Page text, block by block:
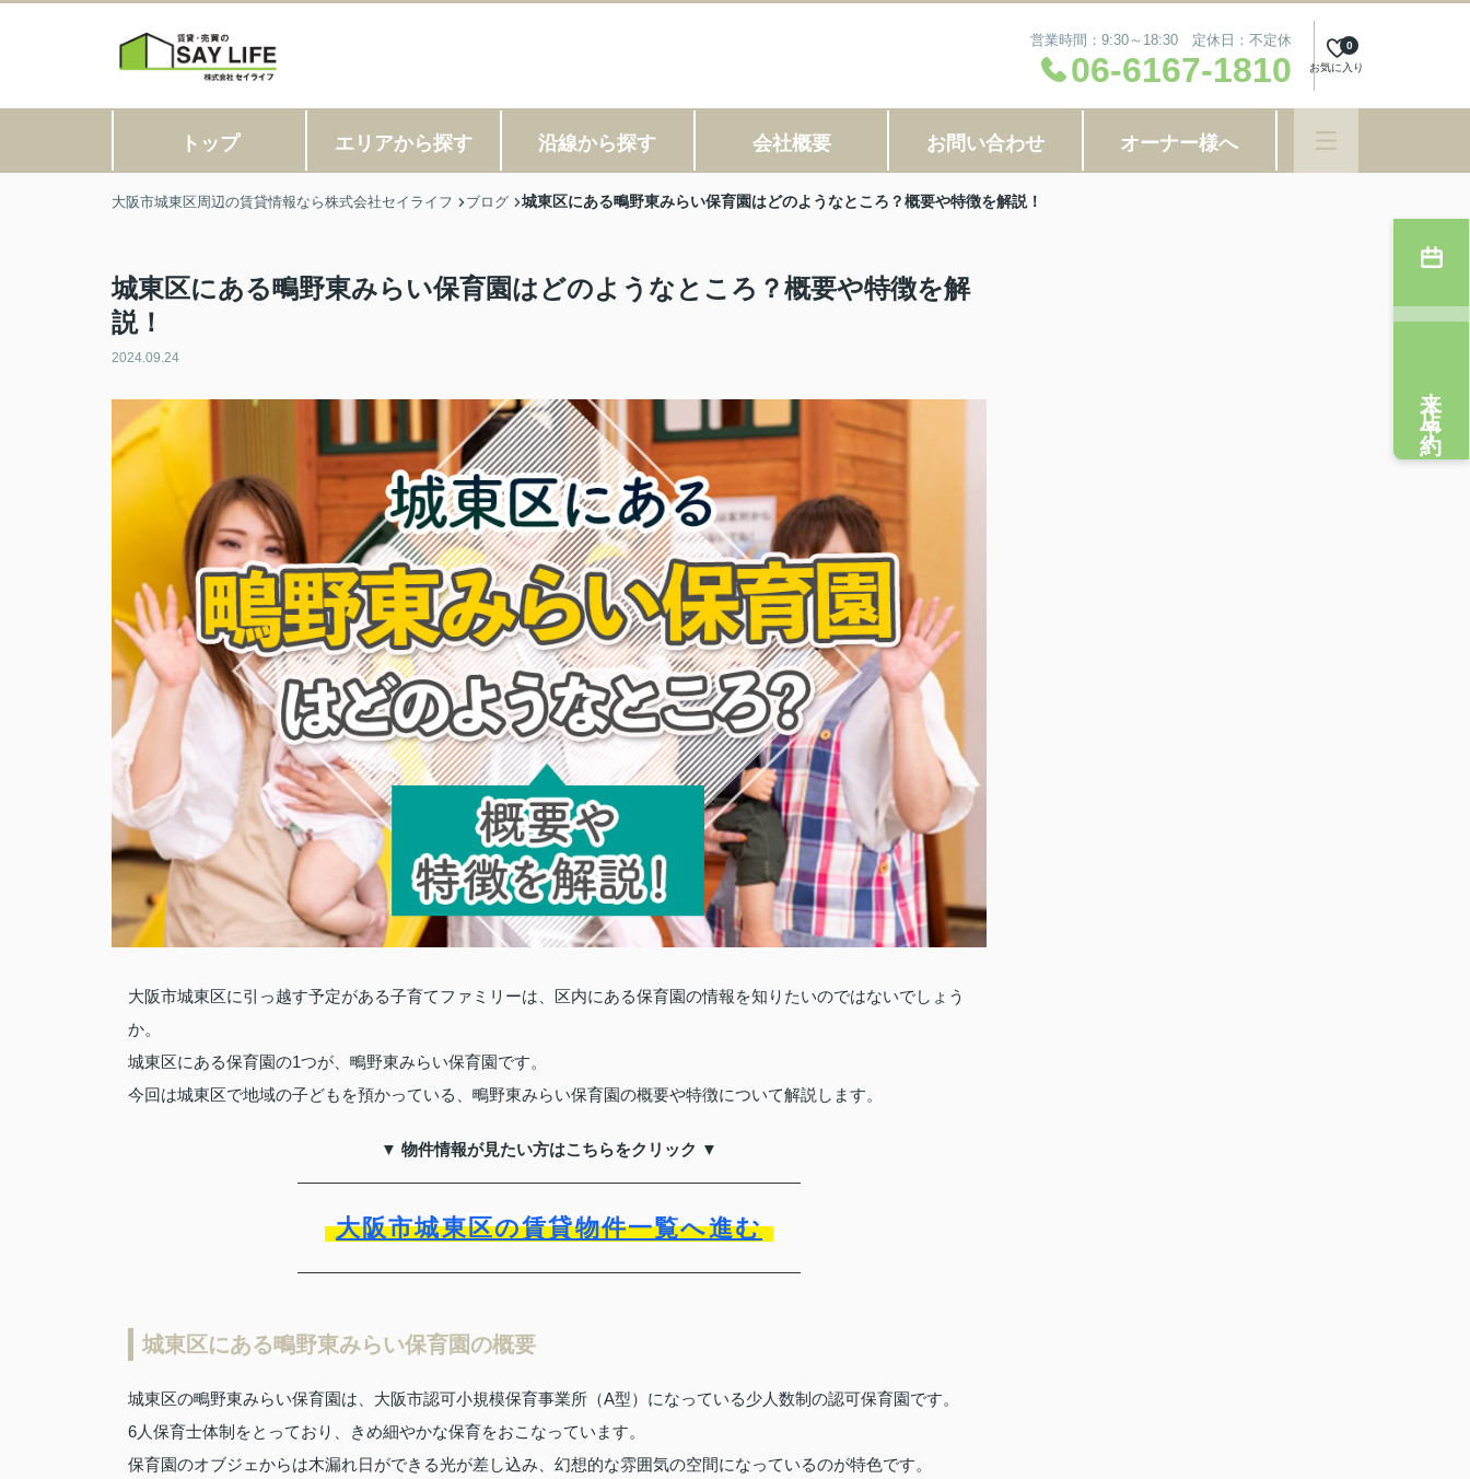
営業時間：9:30～18:30 定休日：不定休
06-6167-1810 お気に入り
0
トップ エリアから探す 沿線から探す 会社概要 お問い合わせ オーナー様へ
大阪市城東区周辺の賃貸情報なら株式会社セイライフ ブログ 城東区にある鴫野東みらい保育園はどのようなところ？概要や特徴を解説！
城東区にある鴫野東みらい保育園はどのようなところ？概要や特徴を解
説！
2024.09.24
大阪市城東区に引っ越す予定がある子育てファミリーは、区内にある保育園の情報を知りたいのではないでしょう
か。
城東区にある保育園の1つが、鴫野東みらい保育園です。
今回は城東区で地域の子どもを預かっている、鴫野東みらい保育園の概要や特徴について解説します。
▼ 物件情報が見たい方はこちらをクリック ▼
大阪市城東区の賃貸物件一覧へ進む
城東区にある鴫野東みらい保育園の概要
城東区の鴫野東みらい保育園は、大阪市認可小規模保育事業所（A型）になっている少人数制の認可保育園です。
6人保育士体制をとっており、きめ細やかな保育をおこなっています。
保育園のオブジェからは木漏れ日ができる光が差し込み、幻想的な雰囲気の空間になっているのが特色です。
来店予約